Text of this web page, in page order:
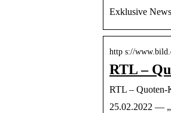
Exklusive
http s://
RTL –
RTL – Quoten-
25.02.2022 —